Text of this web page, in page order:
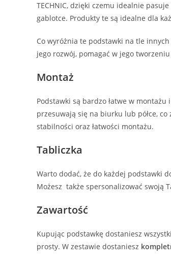
TECHNIC, dzięki czemu idealnie
gablotce. Produkty te są idealne dla
Co wyróżnia te podstawki na tle
jego rozwój, pomagać w jego
Montaż
Podstawki są bardzo łatwe w
przesuwają się na biurku lub półce,
stabilności oraz łatwości montażu.
Tabliczka
Warto dodać, że do każdej podstawki
Możesz także spersonalizować swoją
Zawartość
Kupując podstawkę dostaniesz
prosty. W zestawie dostaniesz